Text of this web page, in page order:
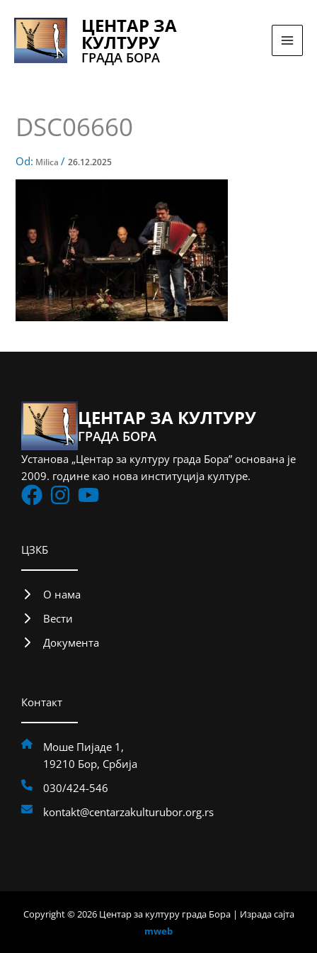
sadržaj
ЦЕНТАР ЗА
КУЛТУРУ
ГРАДА БОРА
DSC06660
Od: Milica/26.12.2025
ЦЕНТАР ЗА КУЛТУРУ
ГРАДА БОРА
Установа „Центар за културу града Бора” основана је
2009. године као нова институција културе.
ЦЗКБ
О нама
Вести
Документа
Контакт
Моше Пијаде 1,
19210 Бор, Србија
030/424-546
kontakt@centarzakulturubor.org.rs
Copyright © 2026 Центар за културу града Бора | Израда сајта
mweb